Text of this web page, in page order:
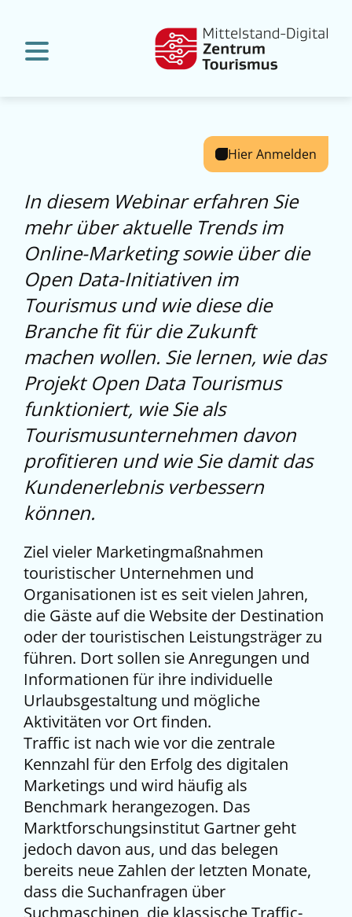
Hier Anmelden
In diesem Webinar erfahren Sie
mehr über aktuelle Trends im
Online-Marketing sowie über die
Open Data-Initiativen im
Tourismus und wie diese die
Branche fit für die Zukunft
machen wollen. Sie lernen, wie das
Projekt Open Data Tourismus
funktioniert, wie Sie als
Tourismusunternehmen davon
profitieren und wie Sie damit das
Kundenerlebnis verbessern
können.
Ziel vieler Marketingmaßnahmen
touristischer Unternehmen und
Organisationen ist es seit vielen Jahren,
die Gäste auf die Website der Destination
oder der touristischen Leistungsträger zu
führen. Dort sollen sie Anregungen und
Informationen für ihre individuelle
Urlaubsgestaltung und mögliche
Aktivitäten vor Ort finden.
Traffic ist nach wie vor die zentrale
Kennzahl für den Erfolg des digitalen
Marketings und wird häufig als
Benchmark herangezogen. Das
Marktforschungsinstitut Gartner geht
jedoch davon aus, und das belegen
bereits neue Zahlen der letzten Monate,
dass die Suchanfragen über
Suchmaschinen, die klassische Traffic-